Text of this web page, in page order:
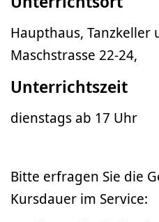
Haupthaus, Tanzkeller
Maschstrasse 22-24,
Unterrichtszeit
dienstags ab 17 Uhr
Bitte erfragen Sie die
Kursdauer im Service: